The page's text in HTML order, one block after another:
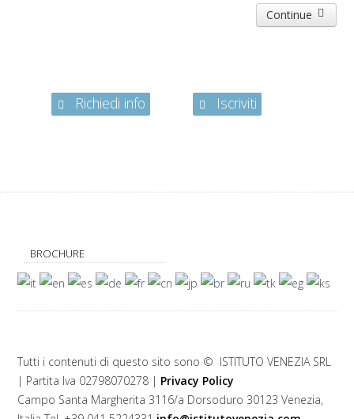
Continue
Richiedi info Iscriviti
BROCHURE
Tutti i contenuti di questo sito sono © ISTITUTO VENEZIA SRL
| Partita Iva 02798070278 | Privacy Policy
Campo Santa Margherita 3116/a Dorsoduro 30123 Venezia,